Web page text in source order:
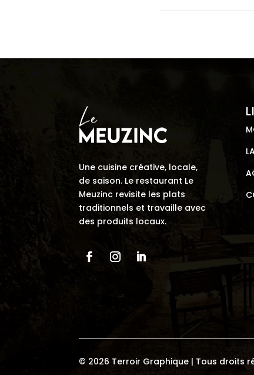
Une cuisine créative, locale,
de saison. Le restaurant Le
Meuzinc revisite les plats
traditionnels et travaille avec
des produits locaux.
© 2026 Terroir Graphique | Tous droits